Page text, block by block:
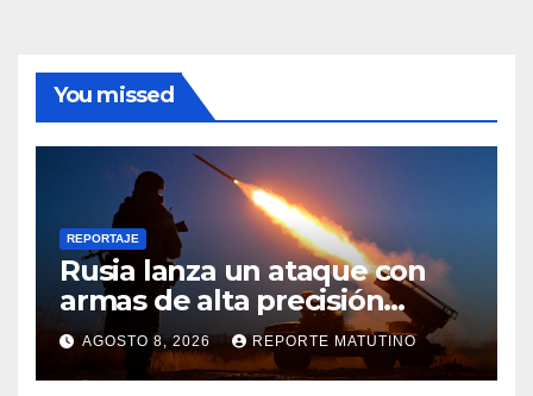
You missed
REPORTAJE
Rusia lanza un ataque con
armas de alta precisión
contra la industria militar en
Kiev
AGOSTO 8, 2026 REPORTE MATUTINO